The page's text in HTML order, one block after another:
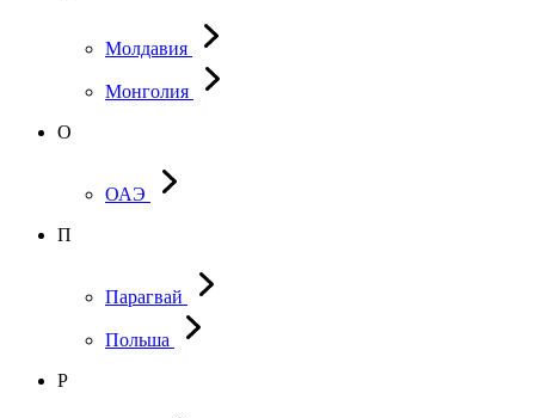
Молдавия
Монголия
О
ОАЭ
П
Парагвай
Польша
Р